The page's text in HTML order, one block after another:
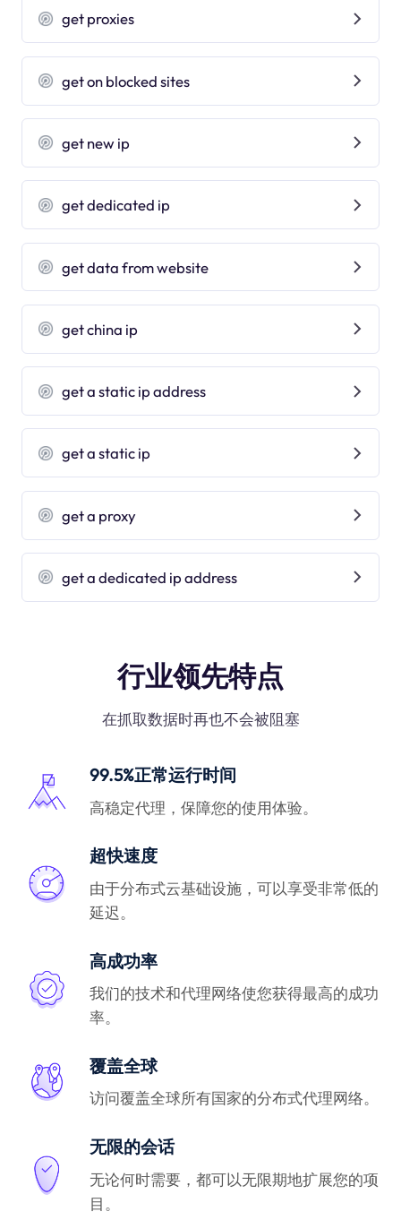
get proxies
get on blocked sites
get new ip
get dedicated ip
get data from website
get china ip
get a static ip address
get a static ip
get a proxy
get a dedicated ip address
行业领先特点
在抓取数据时再也不会被阻塞
99.5%正常运行时间
高稳定代理，保障您的使用体验。
超快速度
由于分布式云基础设施，可以享受非常低的
延迟。
高成功率
我们的技术和代理网络使您获得最高的成功
率。
覆盖全球
访问覆盖全球所有国家的分布式代理网络。
无限的会话
无论何时需要，都可以无限期地扩展您的项
目。